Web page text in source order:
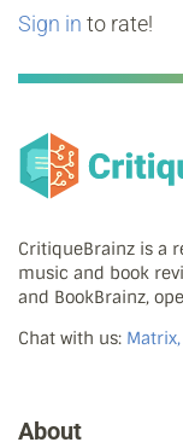
Sign in to rate!
CritiqueBrainz is a
music and book
and BookBrainz,
Chat with us:
About